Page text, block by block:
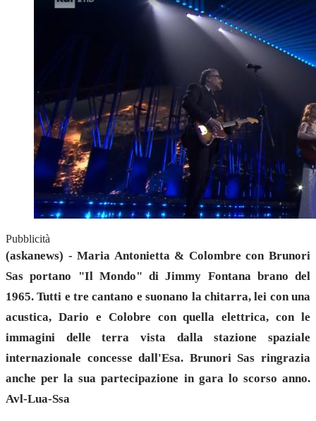
Pubblicità
(askanews) - Maria Antonietta & Colombre con Brunori
Sas portano "Il Mondo" di Jimmy Fontana brano del
1965. Tutti e tre cantano e suonano la chitarra, lei con una
acustica, Dario e Colobre con quella elettrica, con le
immagini delle terra vista dalla stazione spaziale
internazionale concesse dall'Esa. Brunori Sas ringrazia
anche per la sua partecipazione in gara lo scorso anno.
Avl-Lua-Ssa